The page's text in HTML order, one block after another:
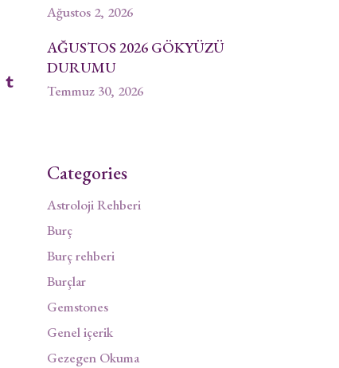
Ağustos 2, 2026
AĞUSTOS 2026 GÖKYÜZÜ
DURUMU
Temmuz 30, 2026
Categories
Astroloji Rehberi
Burç
Burç rehberi
Burçlar
Gemstones
Genel içerik
Gezegen Okuma